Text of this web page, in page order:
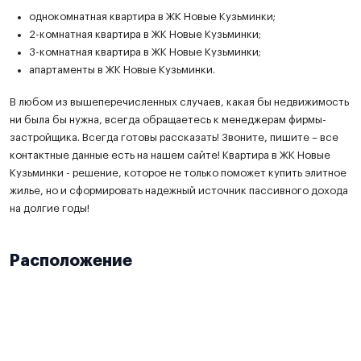
однокомнатная квартира в ЖК Новые Кузьминки;
2-комнатная квартира в ЖК Новые Кузьминки;
3-комнатная квартира в ЖК Новые Кузьминки;
апартаменты в ЖК Новые Кузьминки.
В любом из вышеперечисленных случаев, какая бы недвижимость
ни была бы нужна, всегда обращаетесь к менеджерам фирмы-
застройщика. Всегда готовы рассказать! Звоните, пишите – все
контактные данные есть на нашем сайте! Квартира в ЖК Новые
Кузьминки - решение, которое не только поможет купить элитное
жилье, но и сформировать надежный источник пассивного дохода
на долгие годы!
Расположение